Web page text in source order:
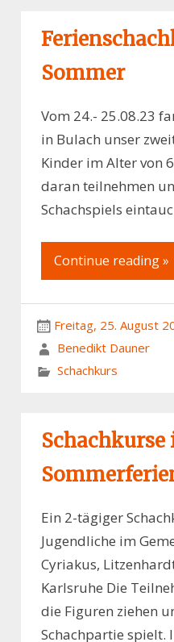
Sommer
Vom 24.- 25.08.23
in Bulach unser
Kinder im Alter von
daran teilnehmen
Schachspiels
Continue reading »
Freitag, 25. August
Benedikt Dauner
Schachkurs
Schachkurse
Ein 2-tägiger
Jugendliche im
Cyriakus,
Karlsruhe Die
die Figuren ziehen
Schachpartie spielt.